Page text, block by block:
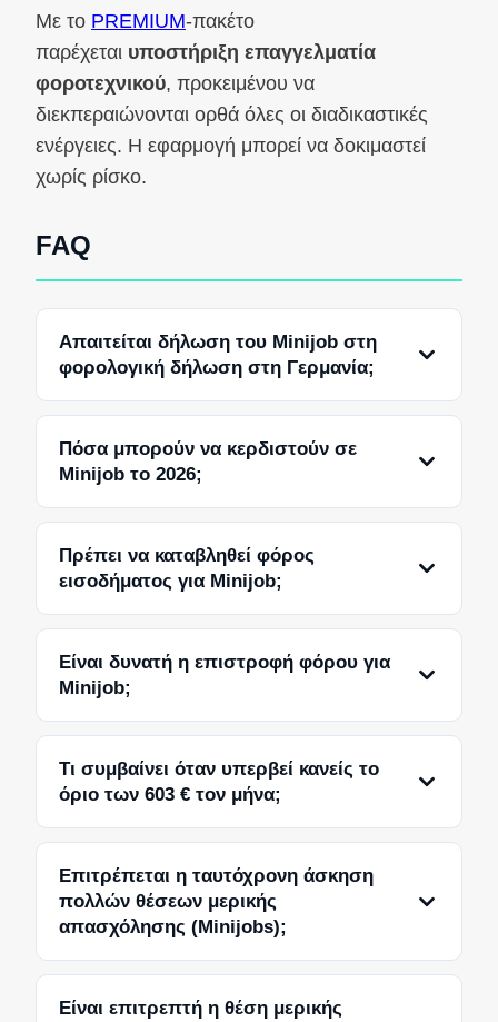
Με το PREMIUM-πακέτο
παρέχεται υποστήριξη επαγγελματία
φοροτεχνικού, προκειμένου να
διεκπεραιώνονται ορθά όλες οι διαδικαστικές
ενέργειες. Η εφαρμογή μπορεί να δοκιμαστεί
χωρίς ρίσκο.
FAQ
Απαιτείται δήλωση του Minijob στη
φορολογική δήλωση στη Γερμανία;
Πόσα μπορούν να κερδιστούν σε
Minijob το 2026;
Πρέπει να καταβληθεί φόρος
εισοδήματος για Minijob;
Είναι δυνατή η επιστροφή φόρου για
Minijob;
Τι συμβαίνει όταν υπερβεί κανείς το
όριο των 603 € τον μήνα;
Επιτρέπεται η ταυτόχρονη άσκηση
πολλών θέσεων μερικής
απασχόλησης (Minijobs);
Είναι επιτρεπτή η θέση μερικής